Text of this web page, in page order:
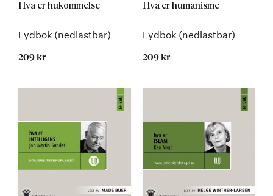
Hva er hukommelse
Lydbok (nedlastbar)
209 kr
Hva er humanisme
Lydbok (nedlastbar)
209 kr